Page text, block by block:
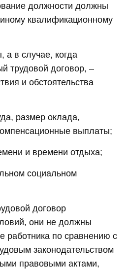
должности должны
квалификационному
а в случае, когда
трудовой договор, –
и обстоятельства
размер оклада,
выплаты;
и времени отдыха;
социальном
договор
они не должны
работника по сравнению с
законодательством
правовыми актами,